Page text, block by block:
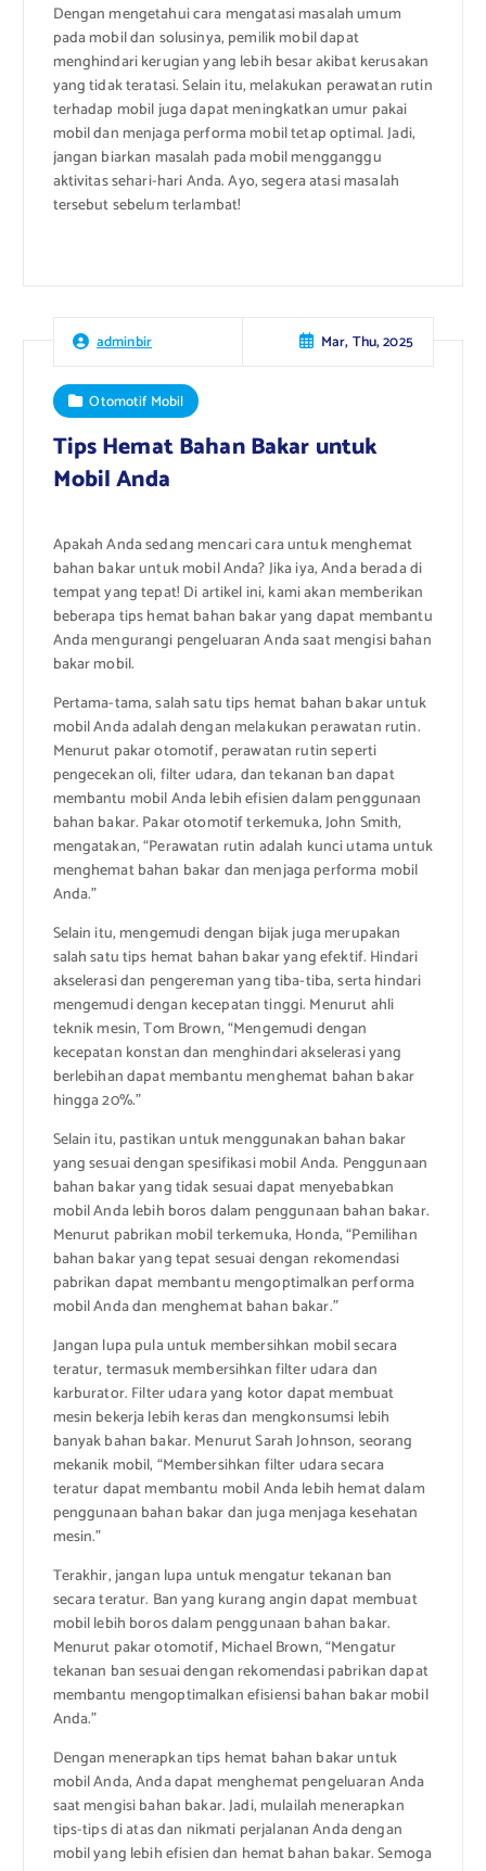
Dengan mengetahui cara mengatasi masalah umum
pada mobil dan solusinya, pemilik mobil dapat
menghindari kerugian yang lebih besar akibat kerusakan
yang tidak teratasi. Selain itu, melakukan perawatan rutin
terhadap mobil juga dapat meningkatkan umur pakai
mobil dan menjaga performa mobil tetap optimal. Jadi,
jangan biarkan masalah pada mobil mengganggu
aktivitas sehari-hari Anda. Ayo, segera atasi masalah
tersebut sebelum terlambat!
adminbir Mar, Thu, 2025
Otomotif Mobil
Tips Hemat Bahan Bakar untuk
Mobil Anda
Apakah Anda sedang mencari cara untuk menghemat
bahan bakar untuk mobil Anda? Jika iya, Anda berada di
tempat yang tepat! Di artikel ini, kami akan memberikan
beberapa tips hemat bahan bakar yang dapat membantu
Anda mengurangi pengeluaran Anda saat mengisi bahan
bakar mobil.
Pertama-tama, salah satu tips hemat bahan bakar untuk
mobil Anda adalah dengan melakukan perawatan rutin.
Menurut pakar otomotif, perawatan rutin seperti
pengecekan oli, filter udara, dan tekanan ban dapat
membantu mobil Anda lebih efisien dalam penggunaan
bahan bakar. Pakar otomotif terkemuka, John Smith,
mengatakan, “Perawatan rutin adalah kunci utama untuk
menghemat bahan bakar dan menjaga performa mobil
Anda.”
Selain itu, mengemudi dengan bijak juga merupakan
salah satu tips hemat bahan bakar yang efektif. Hindari
akselerasi dan pengereman yang tiba-tiba, serta hindari
mengemudi dengan kecepatan tinggi. Menurut ahli
teknik mesin, Tom Brown, “Mengemudi dengan
kecepatan konstan dan menghindari akselerasi yang
berlebihan dapat membantu menghemat bahan bakar
hingga 20%.”
Selain itu, pastikan untuk menggunakan bahan bakar
yang sesuai dengan spesifikasi mobil Anda. Penggunaan
bahan bakar yang tidak sesuai dapat menyebabkan
mobil Anda lebih boros dalam penggunaan bahan bakar.
Menurut pabrikan mobil terkemuka, Honda, “Pemilihan
bahan bakar yang tepat sesuai dengan rekomendasi
pabrikan dapat membantu mengoptimalkan performa
mobil Anda dan menghemat bahan bakar.”
Jangan lupa pula untuk membersihkan mobil secara
teratur, termasuk membersihkan filter udara dan
karburator. Filter udara yang kotor dapat membuat
mesin bekerja lebih keras dan mengkonsumsi lebih
banyak bahan bakar. Menurut Sarah Johnson, seorang
mekanik mobil, “Membersihkan filter udara secara
teratur dapat membantu mobil Anda lebih hemat dalam
penggunaan bahan bakar dan juga menjaga kesehatan
mesin.”
Terakhir, jangan lupa untuk mengatur tekanan ban
secara teratur. Ban yang kurang angin dapat membuat
mobil lebih boros dalam penggunaan bahan bakar.
Menurut pakar otomotif, Michael Brown, “Mengatur
tekanan ban sesuai dengan rekomendasi pabrikan dapat
membantu mengoptimalkan efisiensi bahan bakar mobil
Anda.”
Dengan menerapkan tips hemat bahan bakar untuk
mobil Anda, Anda dapat menghemat pengeluaran Anda
saat mengisi bahan bakar. Jadi, mulailah menerapkan
tips-tips di atas dan nikmati perjalanan Anda dengan
mobil yang lebih efisien dan hemat bahan bakar. Semoga